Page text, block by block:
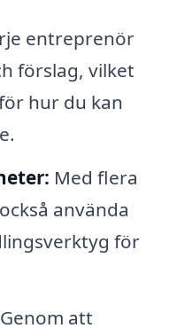
entreprenör
förslag, vilket
hur du kan
Med flera
använda
för
Genom att